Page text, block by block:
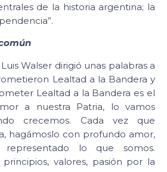
de la historia argentina; la
Walser dirigió unas palabras a
Lealtad a la Bandera y
Lealtad a la Bandera es el
a nuestra Patria, lo vamos
crecemos. Cada vez que
hagámoslo con profundo amor,
lo que somos.
valores, pasión por la